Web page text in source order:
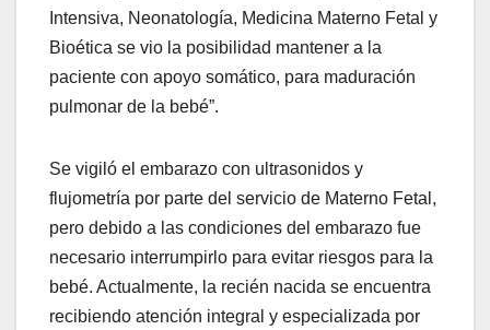
Intensiva, Neonatología, Medicina Materno Fetal y
Bioética se vio la posibilidad mantener a la
paciente con apoyo somático, para maduración
pulmonar de la bebé”.
Se vigiló el embarazo con ultrasonidos y
flujometría por parte del servicio de Materno Fetal,
pero debido a las condiciones del embarazo fue
necesario interrumpirlo para evitar riesgos para la
bebé. Actualmente, la recién nacida se encuentra
recibiendo atención integral y especializada por